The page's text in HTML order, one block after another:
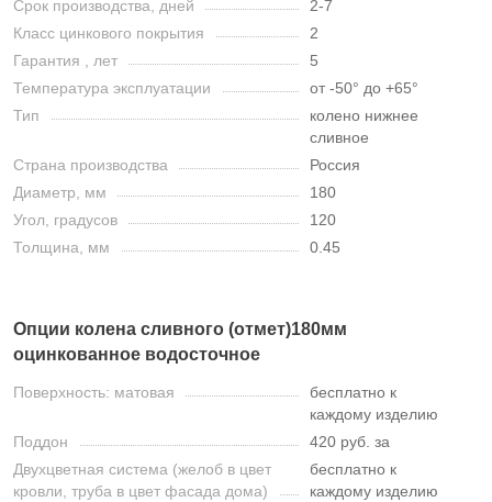
Срок производства, дней
2-7
Класс цинкового покрытия
2
Гарантия , лет
5
Температура эксплуатации
от -50° до +65°
Тип
колено нижнее
сливное
Страна производства
Россия
Диаметр, мм
180
Угол, градусов
120
Толщина, мм
0.45
Опции колена сливного (отмет)180мм
оцинкованное водосточное
Поверхность: матовая
бесплатно к
каждому изделию
Поддон
420 руб. за
Двухцветная система (желоб в цвет
кровли, труба в цвет фасада дома)
бесплатно к
каждому изделию